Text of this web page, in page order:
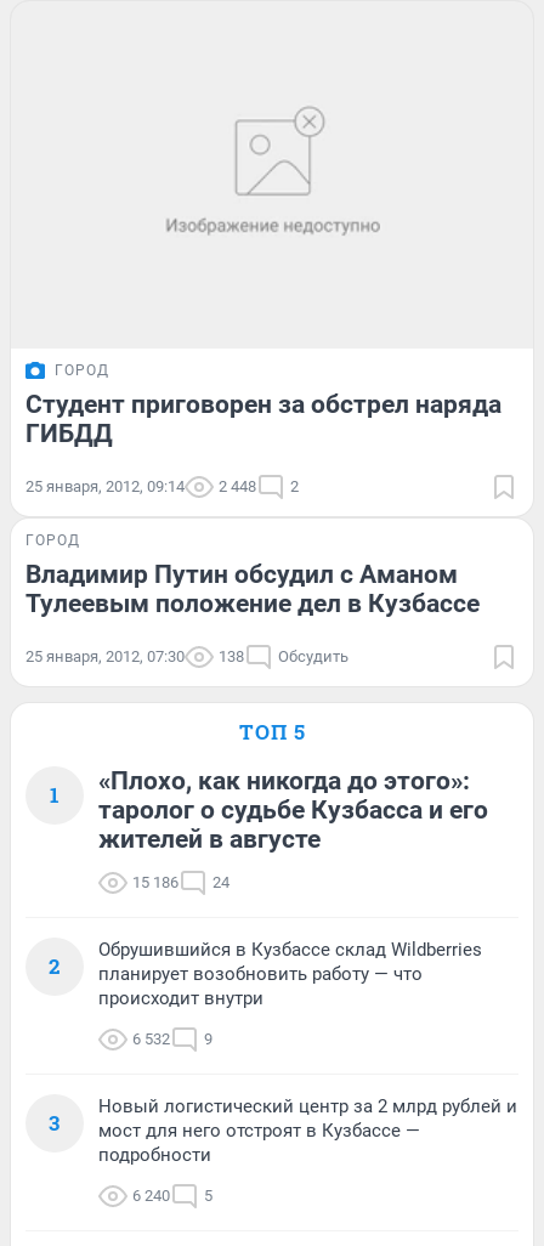
ГОРОД
Студент приговорен за обстрел наряда
ГИБДД
25 января, 2012, 09:14 2 448 2
ГОРОД
Владимир Путин обсудил с Аманом
Тулеевым положение дел в Кузбассе
25 января, 2012, 07:30 138 Обсудить
ТОП 5
1
«Плохо, как никогда до этого»:
таролог о судьбе Кузбасса и его
жителей в августе
15 186 24
2
Обрушившийся в Кузбассе склад Wildberries
планирует возобновить работу — что
происходит внутри
6 532 9
3
Новый логистический центр за 2 млрд рублей и
мост для него отстроят в Кузбассе —
подробности
6 240 5